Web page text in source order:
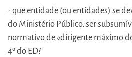
- que entidade (ou entidades) se
do Ministério Público, ser
normativo de «dirigente máximo
4º do ED?